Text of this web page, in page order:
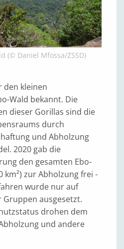
(© Daniel Mfossa/ZSSD)
den kleinen
Wald bekannt. Die
dieser Gorillas sind die
durch
und Abholzung
2020 gab die
den gesamten Ebo-
km²) zur Abholzung frei -
wurde nur auf
ausgesetzt.
drohen dem
und andere